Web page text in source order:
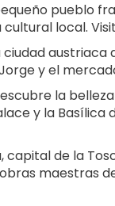
pueblo
local.
ciudad
y el
la
y la
capital de la
maestras